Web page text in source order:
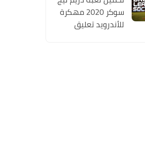
سوكر 2020 مهكرة
للأندرويد تعليق